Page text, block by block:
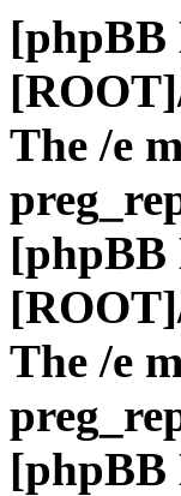
[phpBB
The /e
[phpBB
The /e
[phpBB